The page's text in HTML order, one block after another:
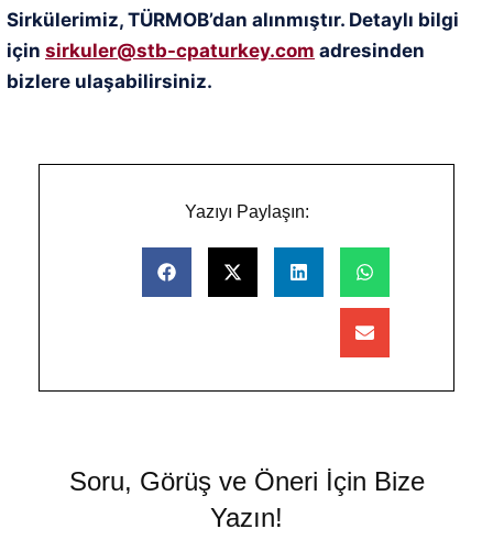
Sirkülerimiz, TÜRMOB’dan alınmıştır. Detaylı bilgi
için sirkuler@stb-cpaturkey.com adresinden
bizlere ulaşabilirsiniz.
Yazıyı Paylaşın:
Soru, Görüş ve Öneri İçin Bize
Yazın!